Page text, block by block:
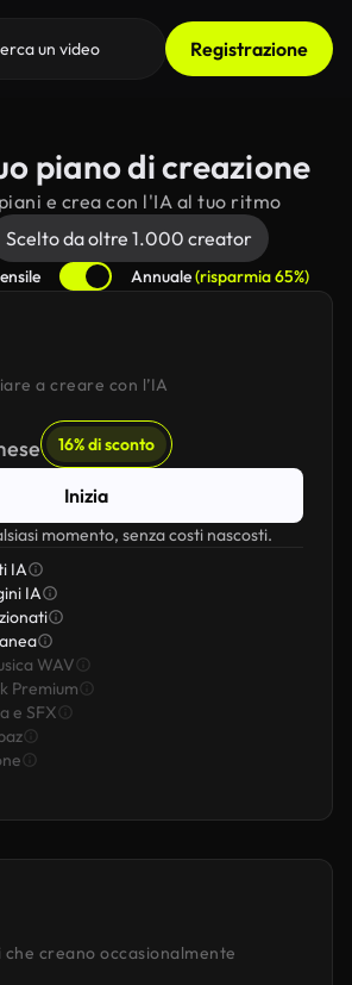
Registrazione
piano di creazione
e crea con l'IA al tuo ritmo
Scelto da oltre 1.000 creator
Annuale(risparmia 65%)
a creare con l’IA
16% di sconto
Inizia
momento, senza costi nascosti.
IA
IA
WAV
Premium
e SFX
che creano occasionalmente